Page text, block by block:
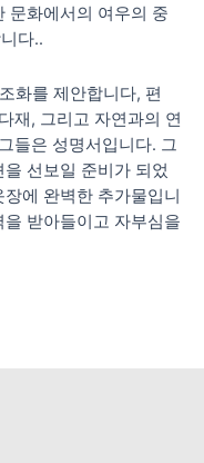
문화에서의 여우의 중
다..
화를 제안합니다, 편
재, 그리고 자연과의 연
들은 성명서입니다. 그
선보일 준비가 되었
에 완벽한 추가물입니
받아들이고 자부심을